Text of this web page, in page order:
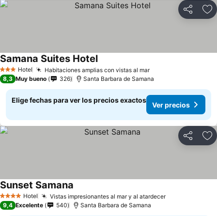
Compartir
3 Estrellas
Hotel Habitaciones amplias con vistas al marVer precios
Samana Suites HotelVer precios
8,3 Muy bueno 326 Santa Barbara de Samana
Elige fechas para ver los precios exactos
Ver precios
Compartir
4 EstrellasHotel Vistas impresionantes al mar y al atardecerVer precios
Sunset Samana
9,4 Excelente 540 Santa Barbara de Samana